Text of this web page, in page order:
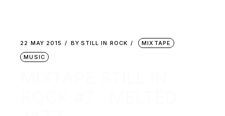
22 MAY 2015 BY STILL IN ROCK
MIXTAPE
MUSIC